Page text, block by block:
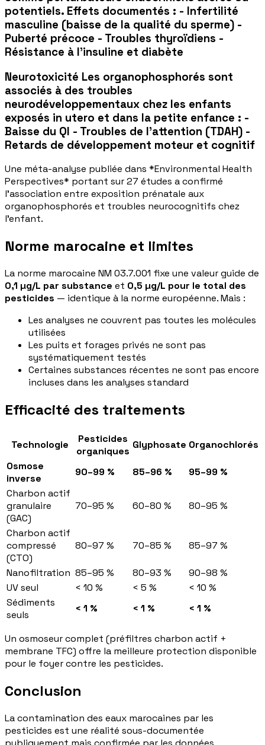
potentiels. Effets documentés : - Infertilité
masculine (baisse de la qualité du sperme) -
Puberté précoce - Troubles thyroïdiens -
Résistance à l'insuline et diabète
Neurotoxicité Les organophosphorés sont
associés à des troubles
neurodéveloppementaux chez les enfants
exposés in utero et dans la petite enfance : -
Baisse du QI - Troubles de l'attention (TDAH) -
Retards de développement moteur et cognitif
Une méta-analyse publiée dans *Environmental Health
Perspectives* portant sur 27 études a confirmé
l'association entre exposition prénatale aux
organophosphorés et troubles neurocognitifs chez
l'enfant.
Norme marocaine et limites
La norme marocaine NM 03.7.001 fixe une valeur guide de
0,1 µg/L par substance et 0,5 µg/L pour le total des
pesticides — identique à la norme européenne. Mais :
Les analyses ne couvrent pas toutes les molécules
utilisées
Les puits et forages privés ne sont pas
systématiquement testés
Certaines substances récentes ne sont pas encore
incluses dans les analyses standard
Efficacité des traitements
Technologie
Pesticides
organiques
Glyphosate Organochlorés
Osmose
inverse
90–99 % 85–96 %
95–99 %
Charbon actif
granulaire
(GAC)
70–95 % 60–80 % 80–95 %
Charbon actif
compressé
(CTO)
80–97 % 70–85 % 85–97 %
Nanofiltration 85–95 % 80–93 %
90–98 %
UV seul
< 10 % < 5 %
< 10 %
Sédiments
seuls
< 1 % < 1 % < 1 %
Un osmoseur complet (préfiltres charbon actif +
membrane TFC) offre la meilleure protection disponible
pour le foyer contre les pesticides.
Conclusion
La contamination des eaux marocaines par les
pesticides est une réalité sous-documentée